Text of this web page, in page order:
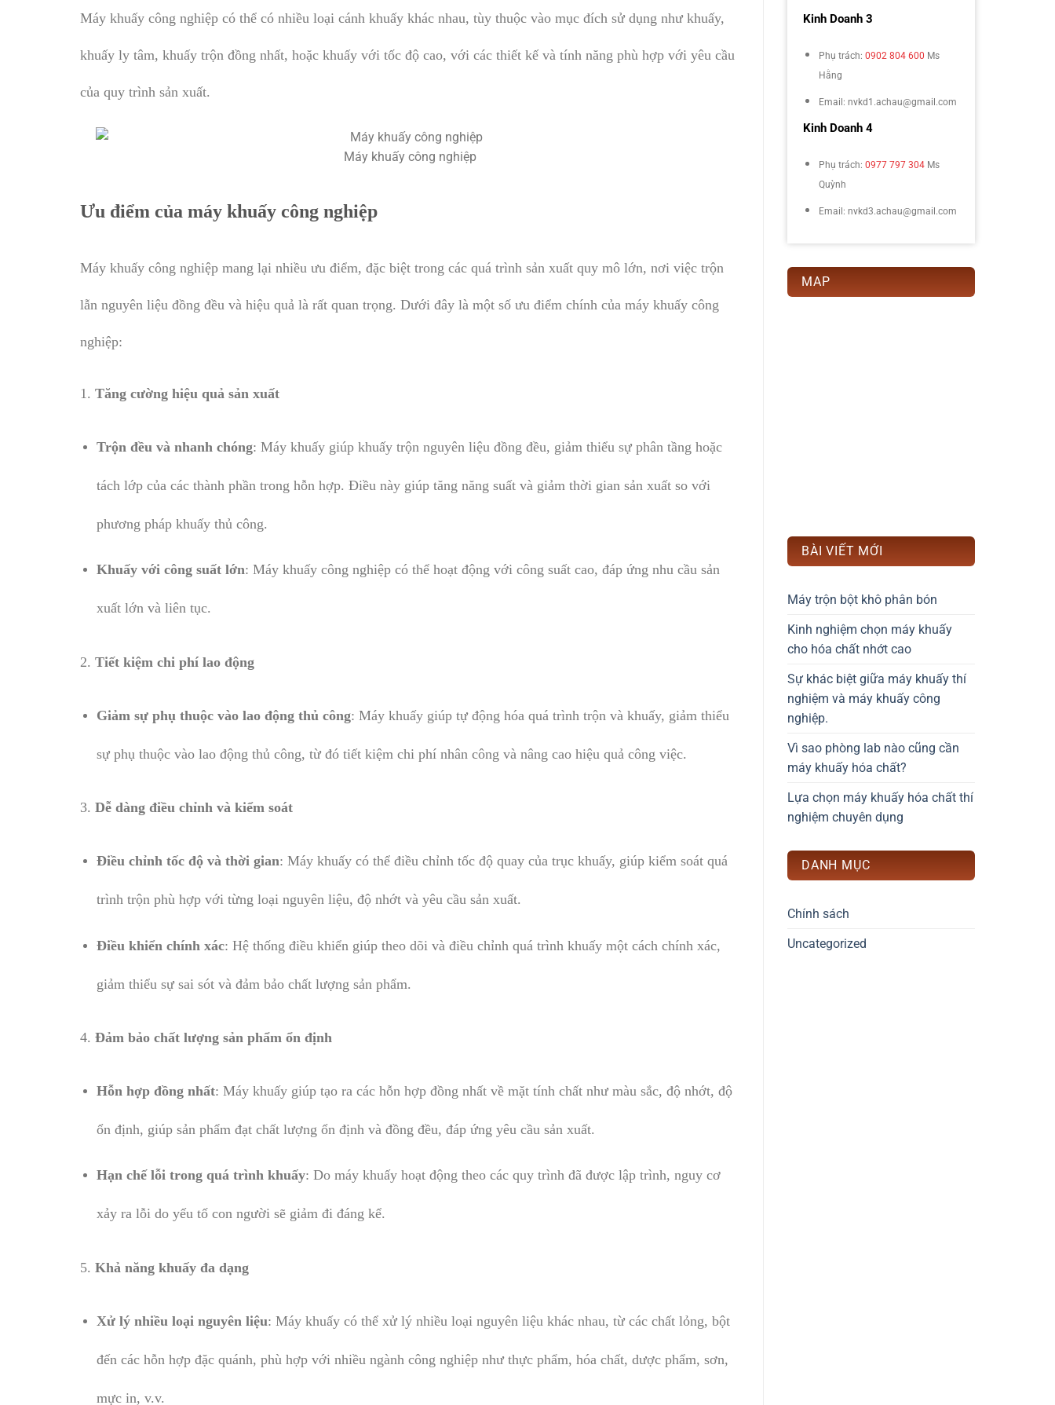
Máy khuấy công nghiệp có thể có nhiều loại cánh khuấy khác nhau, tùy thuộc vào mục đích sử dụng như khuấy,
khuấy ly tâm, khuấy trộn đồng nhất, hoặc khuấy với tốc độ cao, với các thiết kế và tính năng phù hợp với yêu cầu
của quy trình sản xuất.
Máy khuấy công nghiệp
Ưu điểm của máy khuấy công nghiệp
Máy khuấy công nghiệp mang lại nhiều ưu điểm, đặc biệt trong các quá trình sản xuất quy mô lớn, nơi việc trộn
lẫn nguyên liệu đồng đều và hiệu quả là rất quan trọng. Dưới đây là một số ưu điểm chính của máy khuấy công
nghiệp:
1. Tăng cường hiệu quả sản xuất
Trộn đều và nhanh chóng: Máy khuấy giúp khuấy trộn nguyên liệu đồng đều, giảm thiểu sự phân tầng hoặc
tách lớp của các thành phần trong hỗn hợp. Điều này giúp tăng năng suất và giảm thời gian sản xuất so với
phương pháp khuấy thủ công.
Khuấy với công suất lớn: Máy khuấy công nghiệp có thể hoạt động với công suất cao, đáp ứng nhu cầu sản
xuất lớn và liên tục.
2. Tiết kiệm chi phí lao động
Giảm sự phụ thuộc vào lao động thủ công: Máy khuấy giúp tự động hóa quá trình trộn và khuấy, giảm thiểu
sự phụ thuộc vào lao động thủ công, từ đó tiết kiệm chi phí nhân công và nâng cao hiệu quả công việc.
3. Dễ dàng điều chỉnh và kiểm soát
Điều chỉnh tốc độ và thời gian: Máy khuấy có thể điều chỉnh tốc độ quay của trục khuấy, giúp kiểm soát quá
trình trộn phù hợp với từng loại nguyên liệu, độ nhớt và yêu cầu sản xuất.
Điều khiển chính xác: Hệ thống điều khiển giúp theo dõi và điều chỉnh quá trình khuấy một cách chính xác,
giảm thiểu sự sai sót và đảm bảo chất lượng sản phẩm.
4. Đảm bảo chất lượng sản phẩm ổn định
Hỗn hợp đồng nhất: Máy khuấy giúp tạo ra các hỗn hợp đồng nhất về mặt tính chất như màu sắc, độ nhớt, độ
ổn định, giúp sản phẩm đạt chất lượng ổn định và đồng đều, đáp ứng yêu cầu sản xuất.
Hạn chế lỗi trong quá trình khuấy: Do máy khuấy hoạt động theo các quy trình đã được lập trình, nguy cơ
xảy ra lỗi do yếu tố con người sẽ giảm đi đáng kể.
5. Khả năng khuấy đa dạng
Xử lý nhiều loại nguyên liệu: Máy khuấy có thể xử lý nhiều loại nguyên liệu khác nhau, từ các chất lỏng, bột
đến các hỗn hợp đặc quánh, phù hợp với nhiều ngành công nghiệp như thực phẩm, hóa chất, dược phẩm, sơn,
mực in, v.v.
Kinh Doanh 3
Phụ trách: 0902 804 600 Ms
Hằng
Email: nvkd1.achau@gmail.com
Kinh Doanh 4
Phụ trách: 0977 797 304 Ms
Quỳnh
Email: nvkd3.achau@gmail.com
MAP
BÀI VIẾT MỚI
Máy trộn bột khô phân bón
Kinh nghiệm chọn máy khuấy
cho hóa chất nhớt cao
Sự khác biệt giữa máy khuấy thí
nghiệm và máy khuấy công
nghiệp.
Vì sao phòng lab nào cũng cần
máy khuấy hóa chất?
Lựa chọn máy khuấy hóa chất thí
nghiệm chuyên dụng
DANH MỤC
Chính sách
Uncategorized